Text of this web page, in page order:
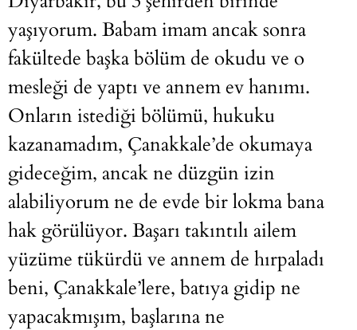
yaşıyorum. Babam imam ancak sonra
fakültede başka bölüm de okudu ve o
mesleği de yaptı ve annem ev hanımı.
Onların istediği bölümü, hukuku
kazanamadım, Çanakkale’de okumaya
gideceğim, ancak ne düzgün izin
alabiliyorum ne de evde bir lokma bana
hak görülüyor. Başarı takıntılı ailem
yüzüme tükürdü ve annem de hırpaladı
beni, Çanakkale’lere, batıya gidip ne
yapacakmışım, başlarına ne